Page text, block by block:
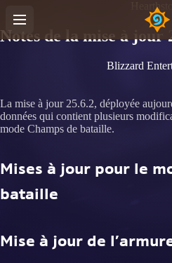
Notes de la mise à jour
Blizzard
La mise à jour 25.6.2, déployée
données qui contient plusieurs
mode Champs de bataille.
Mises à jour pour le
bataille
Mise à jour de